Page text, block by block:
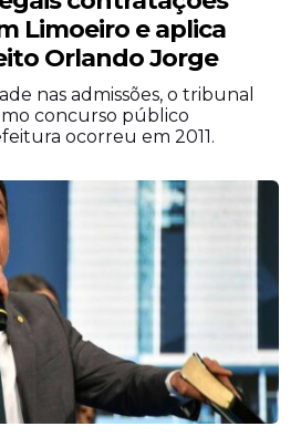
repercutindo nas
vídeos do
comentados. A frase
integrar debates
e adversários da
de gerar
sobre o contexto em
não há registro de
da vereadora sobre a
a declaração
Limoeiro e aplica
Orlando Jorge
nas admissões, o tribunal
concurso público
ocorreu em 2011.